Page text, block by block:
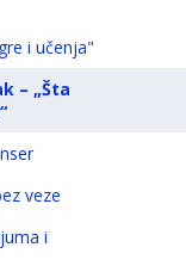
i učenja"
– „Šta
veze
i